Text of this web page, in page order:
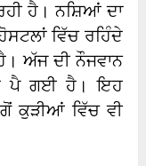
ਹੈ। ਨਸ਼ਿਆਂ ਦਾ
ਵਿੱਚ ਰਹਿੰਦੇ
ਅੱਜ ਦੀ ਨੌਜਵਾਨ
ਪੈ ਗਈ ਹੈ। ਇਹ
ਕੁੜੀਆਂ ਵਿੱਚ ਵੀ